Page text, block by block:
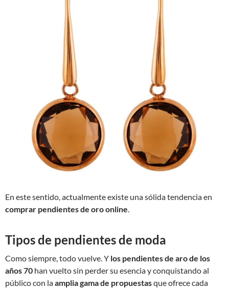
En este sentido, actualmente existe una sólida tendencia en
comprar pendientes de oro online.
Tipos de pendientes de moda
Como siempre, todo vuelve. Y los pendientes de arode los
años 70 han vuelto sin perder su esencia y conquistando al
público con laamplia gama de propuestasque ofrece cada